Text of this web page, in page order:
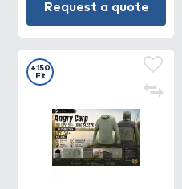
Request a quote
+150
Ft